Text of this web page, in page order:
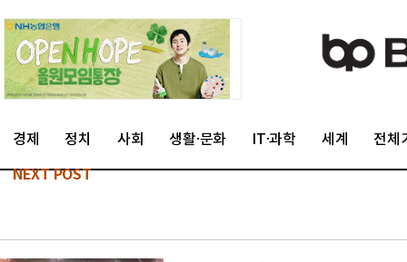
경제 정치 사회 생활·문화 IT·과학 세계 전체
NEXT POST